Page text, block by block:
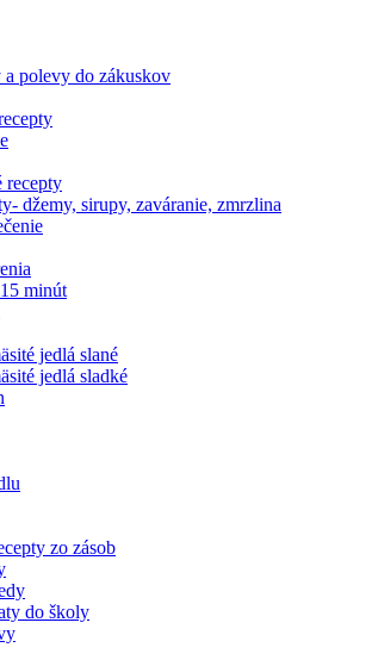
a polevy do zákuskov
recepty
džemy, sirupy, zaváranie, zmrzlina
minút
jedlá slané
jedlá sladké
zo zásob
do školy